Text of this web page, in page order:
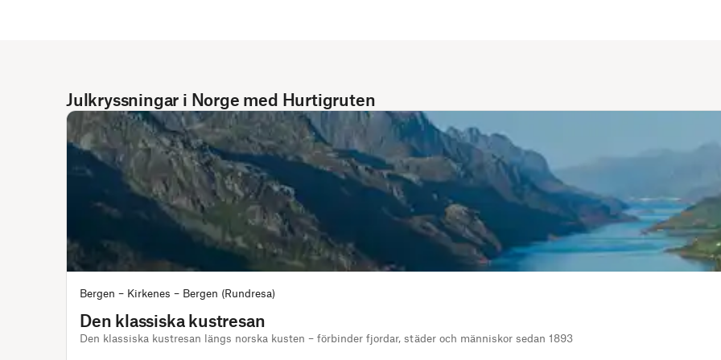
Julkryssningar i Norge med Hurtigruten
Bergen – Kirkenes – Bergen (Rundresa)
Den klassiska kustresan
Den klassiska kustresan längs norska kusten – förbinder fjordar, städer och människor sedan 1893